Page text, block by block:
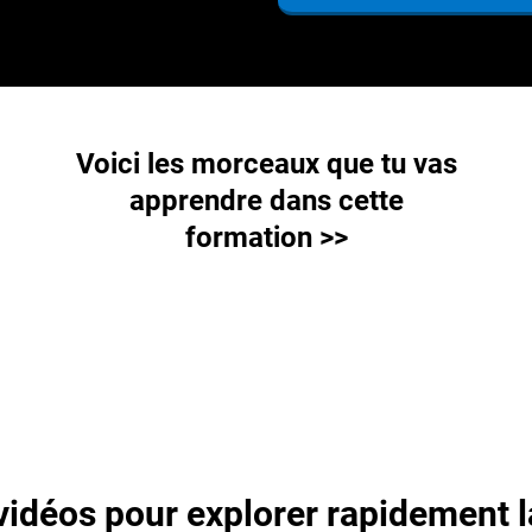
Voici les morceaux que tu vas
apprendre dans cette
formation >>
pour explorer rapidement